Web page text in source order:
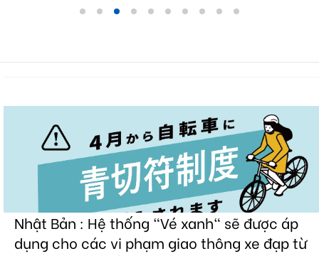
Nhật Bản : Hệ thống "Vé xanh" sẽ được áp
dụng cho các vi phạm giao thông xe đạp từ